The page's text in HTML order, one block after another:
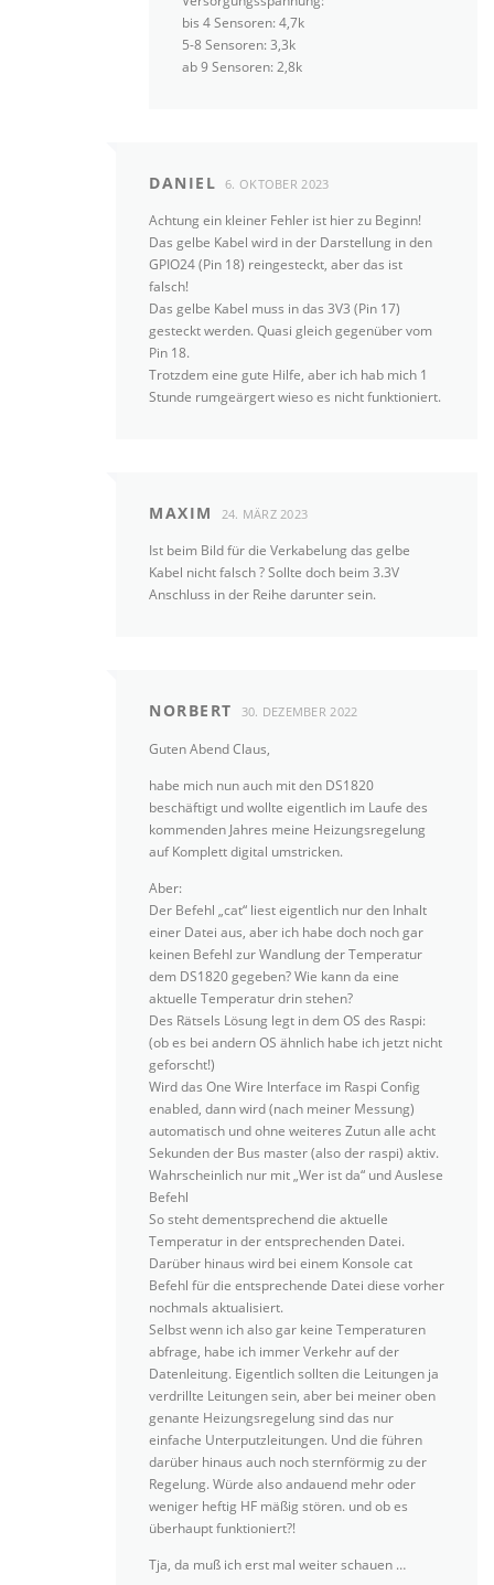
bis 4 Sensoren: 4,7k
5-8 Sensoren: 3,3k
ab 9 Sensoren: 2,8k
DANIEL 6. OKTOBER 2023
Achtung ein kleiner Fehler ist hier zu Beginn!
Das gelbe Kabel wird in der Darstellung in den
GPIO24 (Pin 18) reingesteckt, aber das ist
falsch!
Das gelbe Kabel muss in das 3V3 (Pin 17)
gesteckt werden. Quasi gleich gegenüber vom
Pin 18.
Trotzdem eine gute Hilfe, aber ich hab mich 1
Stunde rumgeärgert wieso es nicht funktioniert.
MAXIM 24. MÄRZ 2023
Ist beim Bild für die Verkabelung das gelbe
Kabel nicht falsch ? Sollte doch beim 3.3V
Anschluss in der Reihe darunter sein.
NORBERT 30. DEZEMBER 2022
Guten Abend Claus,
habe mich nun auch mit den DS1820
beschäftigt und wollte eigentlich im Laufe des
kommenden Jahres meine Heizungsregelung
auf Komplett digital umstricken.
Aber:
Der Befehl „cat“ liest eigentlich nur den Inhalt
einer Datei aus, aber ich habe doch noch gar
keinen Befehl zur Wandlung der Temperatur
dem DS1820 gegeben? Wie kann da eine
aktuelle Temperatur drin stehen?
Des Rätsels Lösung legt in dem OS des Raspi:
(ob es bei andern OS ähnlich habe ich jetzt nicht
geforscht!)
Wird das One Wire Interface im Raspi Config
enabled, dann wird (nach meiner Messung)
automatisch und ohne weiteres Zutun alle acht
Sekunden der Bus master (also der raspi) aktiv.
Wahrscheinlich nur mit „Wer ist da“ und Auslese
Befehl
So steht dementsprechend die aktuelle
Temperatur in der entsprechenden Datei.
Darüber hinaus wird bei einem Konsole cat
Befehl für die entsprechende Datei diese vorher
nochmals aktualisiert.
Selbst wenn ich also gar keine Temperaturen
abfrage, habe ich immer Verkehr auf der
Datenleitung. Eigentlich sollten die Leitungen ja
verdrillte Leitungen sein, aber bei meiner oben
genante Heizungsregelung sind das nur
einfache Unterputzleitungen. Und die führen
darüber hinaus auch noch sternförmig zu der
Regelung. Würde also andauend mehr oder
weniger heftig HF mäßig stören. und ob es
überhaupt funktioniert?!
Tja, da muß ich erst mal weiter schauen …